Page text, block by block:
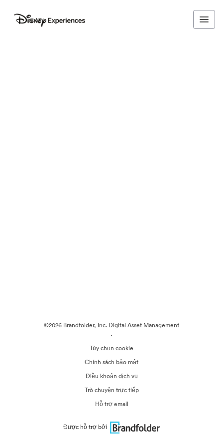
©2026 Brandfolder, Inc. Digital Asset Management
·
Tùy chọn cookie
Chính sách bảo mật
Điều khoản dịch vụ
Trò chuyện trực tiếp
Hỗ trợ email
Được hỗ trợ bởi